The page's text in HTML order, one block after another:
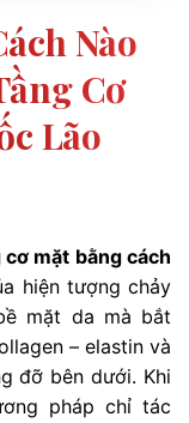
Nào
Cơ
Lão
cơ mặt bằng cách
hiện tượng chảy
mặt da mà bắt
– elastin và
đỡ bên dưới. Khi
pháp chỉ tác